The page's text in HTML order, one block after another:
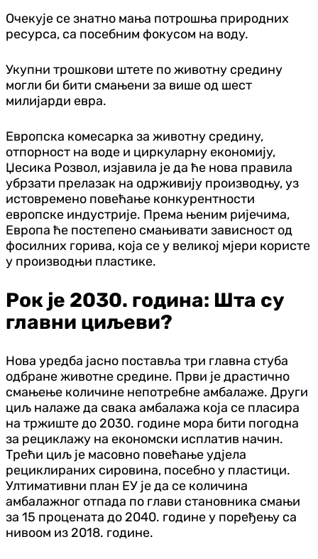
Очекује се знатно мања потрошња природних
ресурса, са посебним фокусом на воду.
Укупни трошкови штете по животну средину
могли би бити смањени за више од шест
милијарди евра.
Европска комесарка за животну средину,
отпорност на воде и циркуларну економију,
Џесика Розвол, изјавила је да ће нова правила
убрзати прелазак на одрживију производњу, уз
истовремено повећање конкурентности
европске индустрије. Према њеним ријечима,
Европа ће постепено смањивати зависност од
фосилних горива, која се у великој мјери користе
у производњи пластике.
Рок је 2030. година: Шта су
главни циљеви?
Нова уредба јасно поставља три главна стуба
одбране животне средине. Први је драстично
смањење количине непотребне амбалаже. Други
циљ налаже да свака амбалажа која се пласира
на тржиште до 2030. године мора бити погодна
за рециклажу на економски исплатив начин.
Трећи циљ је масовно повећање удјела
рециклираних сировина, посебно у пластици.
Ултимативни план ЕУ је да се количина
амбалажног отпада по глави становника смањи
за 15 процената до 2040. године у поређењу са
нивоом из 2018. године.